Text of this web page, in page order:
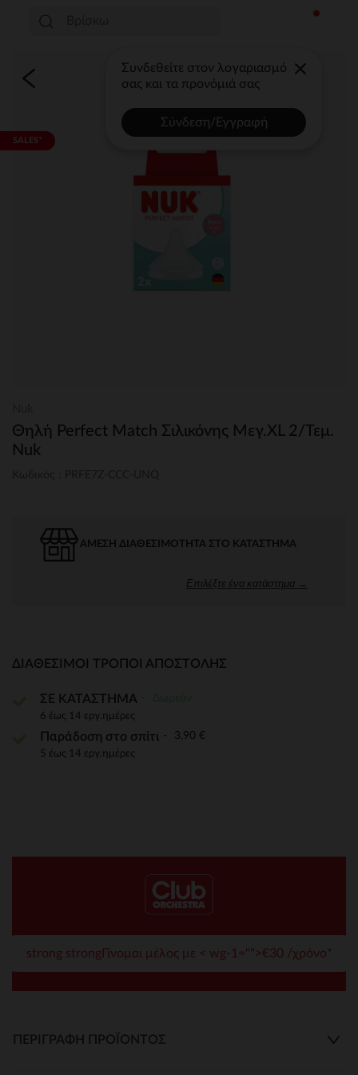
Συνδεθείτε στον λογαριασμό
σας και τα προνόμιά σας
Σύνδεση/Εγγραφή
SALES*
Θηλή Perfect Match Σιλικόνης Μεγ.XL 2/Τεμ.
Nuk
ΆΜΕΣΗ ΔΙΑΘΕΣΙΜΌΤΗΤΑ ΣΤΟ ΚΑΤΆΣΤΗΜΑ
Επιλέξτε ένα κατάστημα →
ΔΙΑΘΈΣΙΜΟΙ ΤΡΌΠΟΙ ΑΠΟΣΤΟΛΉΣ
ΣΕ ΚΑΤΑΣΤΗΜΑ
6 έως 14 εργ.ημέρες
Παράδοση στο σπίτι 3,90 €
5 έως 14 εργ.ημέρες
strong strongΓίνομαι μέλος με < wg-1="">€30 /χρόνο*
ΠΕΡΙΓΡΑΦΉ ΠΡΟΪΌΝΤΟΣ